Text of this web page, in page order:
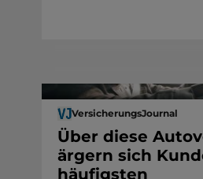
VersicherungsJournal
Über diese
ärgern sich
häufigsten